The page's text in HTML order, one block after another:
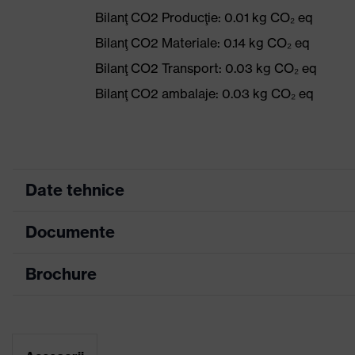
Bilanţ CO2 Producţie: 0.01 kg CO₂ eq
Bilanţ CO2 Materiale: 0.14 kg CO₂ eq
Bilanţ CO2 Transport: 0.03 kg CO₂ eq
Bilanţ CO2 ambalaje: 0.03 kg CO₂ eq
Date tehnice
Culoare marketing
Documente
Fișă tehnică
Brochure